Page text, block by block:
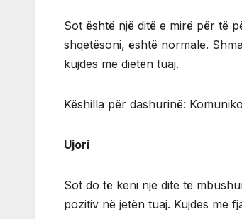
Sot është një ditë e mirë për të
shqetësoni, është normale.
kujdes me dietën tuaj.
Këshilla për dashurinë:
Ujori
Sot do të keni një ditë të
pozitiv në jetën tuaj. Kujdes me